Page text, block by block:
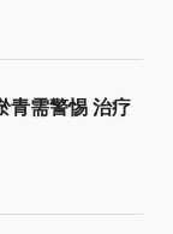
青需警惕 治疗